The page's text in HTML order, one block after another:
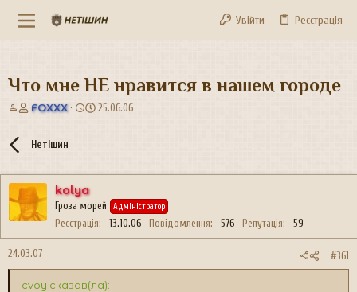
Увійти Реєстрація
Что мне НЕ нравится в нашем городе
А
о
т
е
м
и
FOXXX
Д
т
о
р
е
25.06.06
Нетішин
kolya
Гроза морей Адміністратор
Реєстрація 13.10.06 Повідомлення 576 Репутація 59
24.03.07 #361
cvoy сказав(ла):